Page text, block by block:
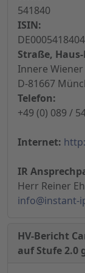
541840
ISIN:
DE0005418404
Straße,
Innere Wiener
D-81667
Telefon:
+49 (0) 089 /
Internet:
IR
Herr Reiner
info@instant-
HV-Bericht
auf Stufe 2.0